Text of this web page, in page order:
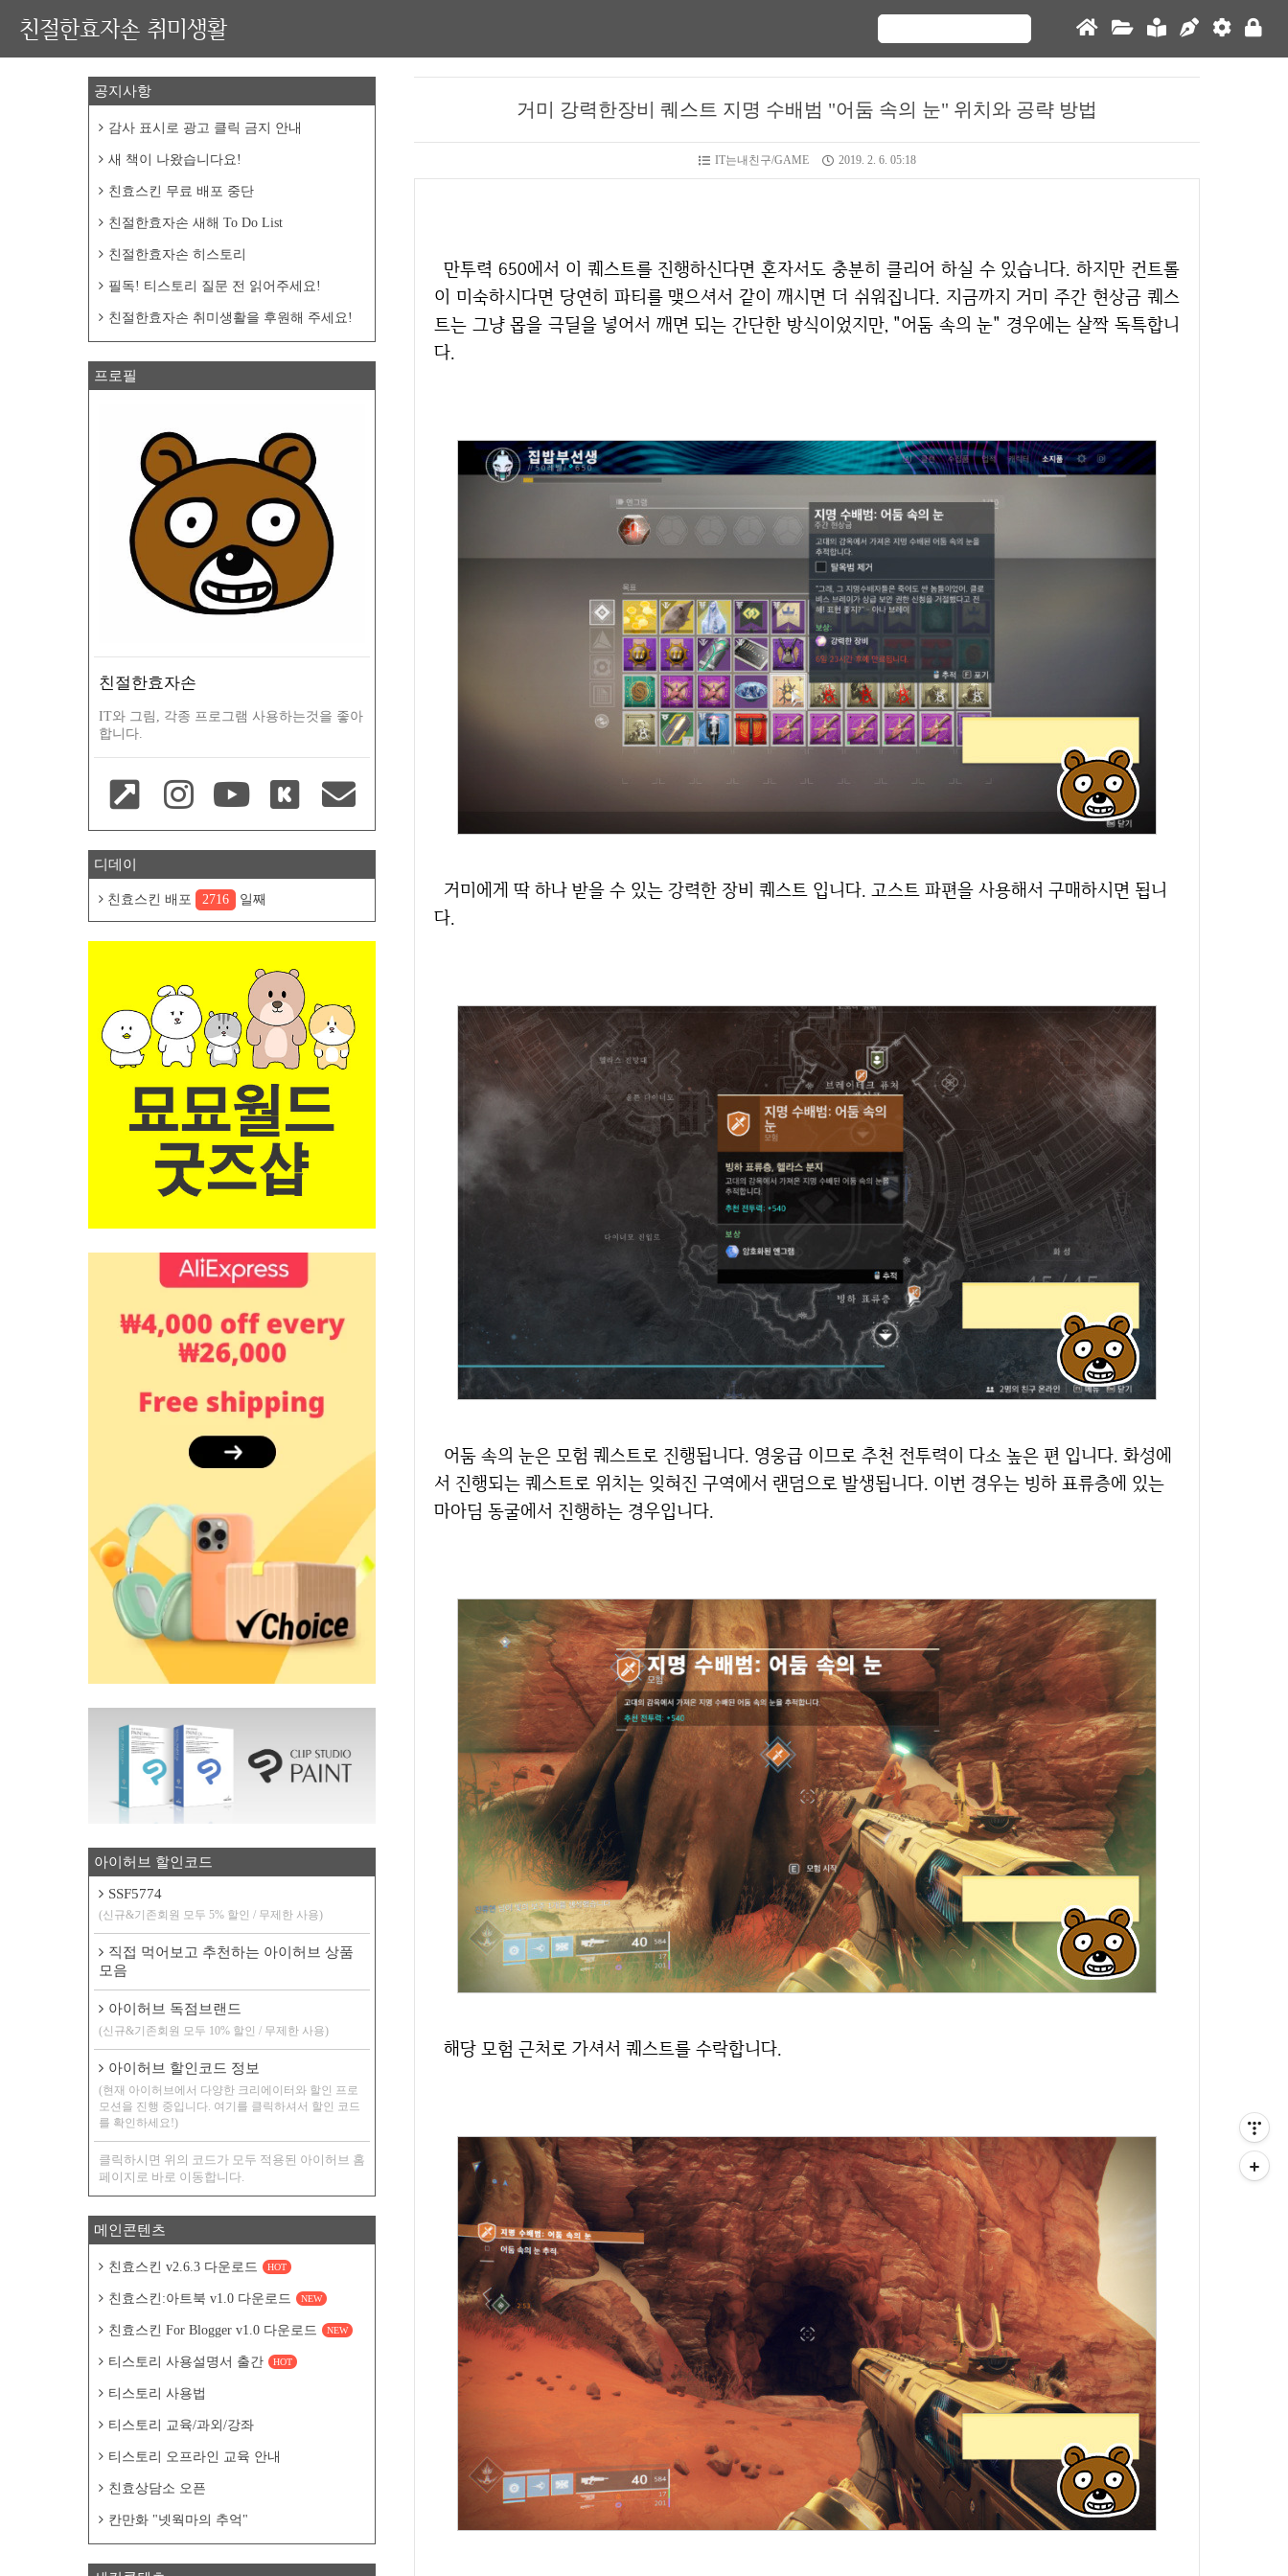
친절한효자손 취미생활
거미 강력한장비 퀘스트 지명 수배범 "어둠 속의 눈" 위치와 공략 방법
IT는내친구/GAME 2019. 2. 6. 05:18
만투력 650에서 이 퀘스트를 진행하신다면 혼자서도 충분히 클리어 하실 수 있습니다. 하지만 컨트롤
이 미숙하시다면 당연히 파티를 맺으셔서 같이 깨시면 더 쉬워집니다. 지금까지 거미 주간 현상금 퀘스
트는 그냥 몹을 극딜을 넣어서 깨면 되는 간단한 방식이었지만, "어둠 속의 눈" 경우에는 살짝 독특합니
다.
거미에게 딱 하나 받을 수 있는 강력한 장비 퀘스트 입니다. 고스트 파편을 사용해서 구매하시면 됩니
다.
어둠 속의 눈은 모험 퀘스트로 진행됩니다. 영웅급 이므로 추천 전투력이 다소 높은 편 입니다. 화성에
서 진행되는 퀘스트로 위치는 잊혀진 구역에서 랜덤으로 발생됩니다. 이번 경우는 빙하 표류층에 있는
마아딤 동굴에서 진행하는 경우입니다.
해당 모험 근처로 가셔서 퀘스트를 수락합니다.
공지사항
감사 표시로 광고 클릭 금지 안내
새 책이 나왔습니다요!
친효스킨 무료 배포 중단
친절한효자손 새해 To Do List
친절한효자손 히스토리
필독! 티스토리 질문 전 읽어주세요!
친절한효자손 취미생활을 후원해 주세요!
프로필
친절한효자손
IT와 그림, 각종 프로그램 사용하는것을 좋아
합니다.
디데이
친효스킨 배포 2716 일째
아이허브 할인코드
SSF5774
(신규&기존회원 모두 5% 할인 / 무제한 사용)
직접 먹어보고 추천하는 아이허브 상품
모음
아이허브 독점브랜드
(신규&기존회원 모두 10% 할인 / 무제한 사용)
아이허브 할인코드 정보
(현재 아이허브에서 다양한 크리에이터와 할인 프로
모션을 진행 중입니다. 여기를 클릭하셔서 할인 코드
를 확인하세요!)
클릭하시면 위의 코드가 모두 적용된 아이허브 홈
페이지로 바로 이동합니다.
메인콘텐츠
친효스킨 v2.6.3 다운로드 HOT
친효스킨:아트북 v1.0 다운로드 NEW
친효스킨 For Blogger v1.0 다운로드 NEW
티스토리 사용설명서 출간 HOT
티스토리 사용법
티스토리 교육/과외/강좌
티스토리 오프라인 교육 안내
친효상담소 오픈
칸만화 "넷웍마의 추억"